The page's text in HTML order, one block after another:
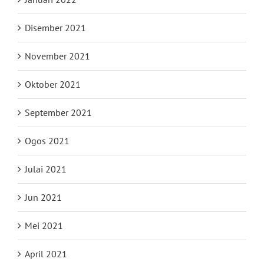
Disember 2021
November 2021
Oktober 2021
September 2021
Ogos 2021
Julai 2021
Jun 2021
Mei 2021
April 2021